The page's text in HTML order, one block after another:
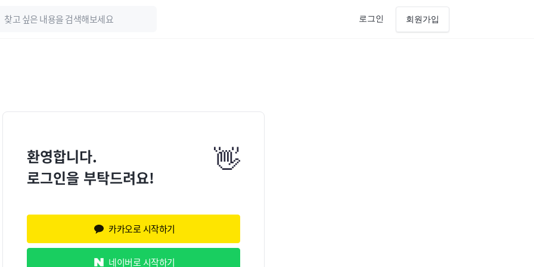
로그인 회원가입
환영합니다.
로그인을 부탁드려요!
👋
카카오로 시작하기
네이버로 시작하기